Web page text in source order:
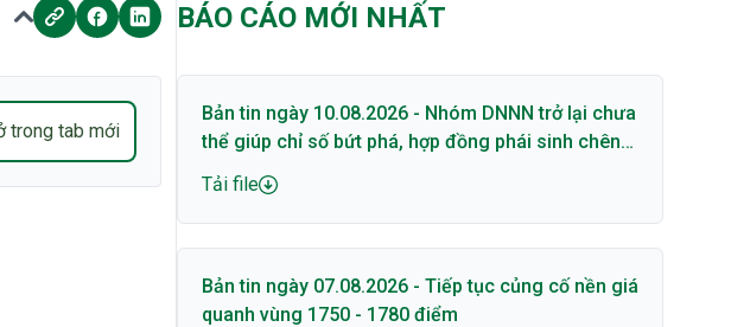
trong tab mới
BÁO CÁO MỚI NHẤT
Bản tin ngày 10.08.2026 - Nhóm DNNN trở lại chưa
thể giúp chỉ số bứt phá, hợp đồng phái sinh chênh
lệch lớn với cơ sở
Tải file
Bản tin ngày 07.08.2026 - Tiếp tục củng cố nền giá
quanh vùng 1750 - 1780 điểm